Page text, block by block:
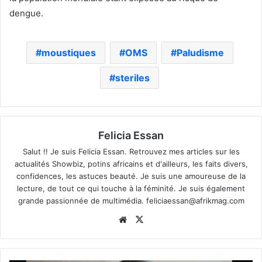
dengue.
moustiques OMS Paludisme
steriles
Felicia Essan
Salut !! Je suis Felicia Essan. Retrouvez mes articles sur les
actualités Showbiz, potins africains et d'ailleurs, les faits divers,
confidences, les astuces beauté. Je suis une amoureuse de la
lecture, de tout ce qui touche à la féminité. Je suis également
grande passionnée de multimédia. feliciaessan@afrikmag.com
Website